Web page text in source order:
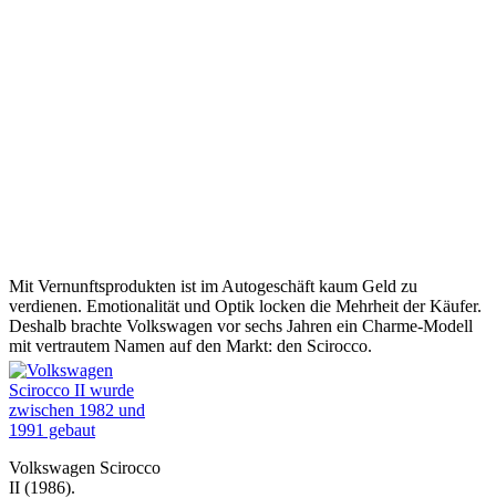
Mit Vernunftsprodukten ist im Autogeschäft kaum Geld zu
verdienen. Emotionalität und Optik locken die Mehrheit der Käufer.
Deshalb brachte Volkswagen vor sechs Jahren ein Charme-Modell
mit vertrautem Namen auf den Markt: den Scirocco.
Volkswagen Scirocco
II (1986).